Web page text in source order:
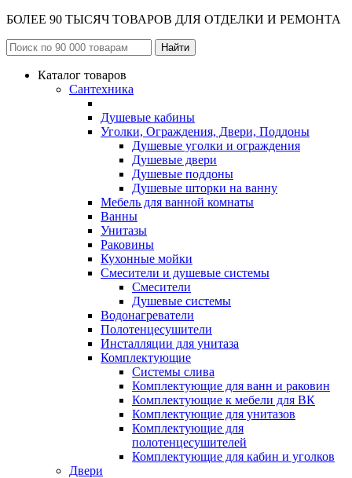
БОЛЕЕ 90 ТЫСЯЧ ТОВАРОВ ДЛЯ ОТДЕЛКИ И РЕМОНТА
Каталог товаров
Сантехника
Душевые кабины
Уголки, Ограждения, Двери, Поддоны
Душевые уголки и ограждения
Душевые двери
Душевые поддоны
Душевые шторки на ванну
Мебель для ванной комнаты
Ванны
Унитазы
Раковины
Кухонные мойки
Смесители и душевые системы
Смесители
Душевые системы
Водонагреватели
Полотенцесушители
Инсталляции для унитаза
Комплектующие
Системы слива
Комплектующие для ванн и раковин
Комплектующие к мебели для ВК
Комплектующие для унитазов
Комплектующие для
полотенцесушителей
Комплектующие для кабин и уголков
Двери